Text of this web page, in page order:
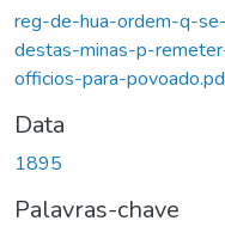
reg-de-hua-ordem-q-
destas-minas-p-
officios-para-
Data
1895
Palavras-chave